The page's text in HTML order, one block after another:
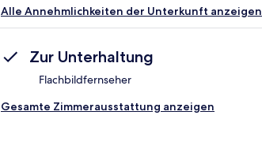
Alle Annehmlichkeiten der Unterkunft anzeigen
Zur Unterhaltung
Flachbildfernseher
Gesamte Zimmerausstattung anzeigen